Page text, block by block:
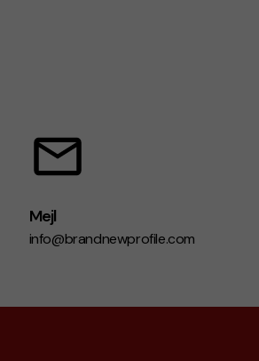
Mejl
info@brandnewprofile.com